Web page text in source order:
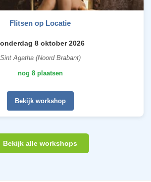
Flitsen op Locatie
8 oktober 2026
Sint Agatha (Noord Brabant)
nog 8 plaatsen
Bekijk workshop
Bekijk alle workshops